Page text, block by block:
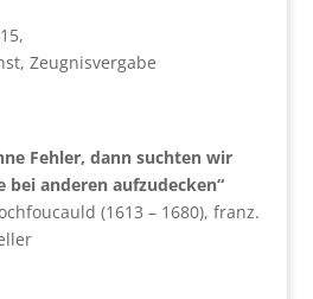
,
Zeugnisvergabe
Fehler, dann suchten wir
bei anderen aufzudecken“
(1613 – 1680), franz.